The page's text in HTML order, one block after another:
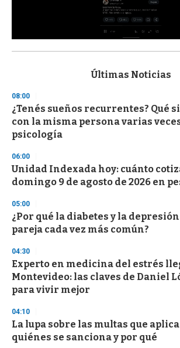
s
d
s
o
f
3
s
e
c
o
d
Últimas Noticias
08:00
¿Tenés sueños recurrentes? Qué
con la misma persona varias
psicología
06:00
Unidad Indexada hoy: cuánto
domingo 9 de agosto de 2026 en
05:00
¿Por qué la diabetes y la
pareja cada vez más común?
04:30
Experto en medicina del estrés
Montevideo: las claves de Daniel
para vivir mejor
04:10
La lupa sobre las multas que
quiénes se sanciona y por qué